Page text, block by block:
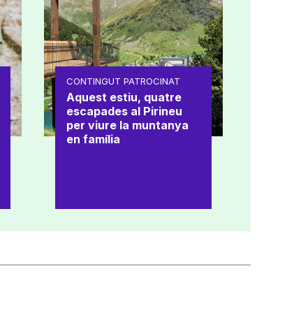
CONTINGUT PATROCINAT
Aquest estiu, quatre
escapades al Pirineu
per viure la muntanya
en família